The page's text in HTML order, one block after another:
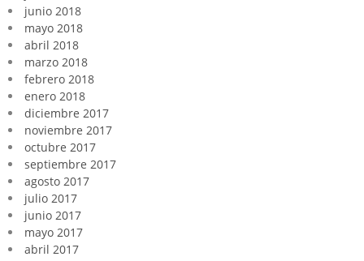
junio 2018
mayo 2018
abril 2018
marzo 2018
febrero 2018
enero 2018
diciembre 2017
noviembre 2017
octubre 2017
septiembre 2017
agosto 2017
julio 2017
junio 2017
mayo 2017
abril 2017